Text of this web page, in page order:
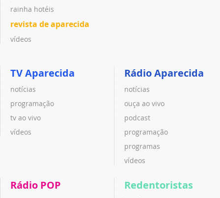
rainha hotéis
revista de aparecida
vídeos
TV Aparecida
notícias
programação
tv ao vivo
vídeos
Rádio Aparecida
notícias
ouça ao vivo
podcast
programação
programas
vídeos
Rádio POP Redentoristas